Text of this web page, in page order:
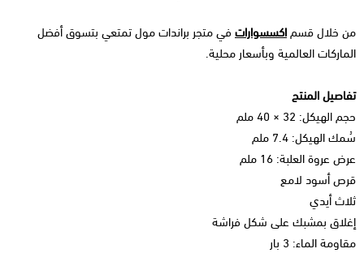
من خلال قسماكسسوارات في متجر براندات مول تمتعي بتسوق أفضل
الماركات العالمية وبأسعار محلية.
تفاصيل المنتج
حجم الهيكل: 32 × 40 ملم
سُمك الهيكل: 7.4 ملم
عرض عروة العلبة: 16 ملم
قرص أسود لامع
ثلاث أيدي
إغلاق بمشبك على شكل فراشة
مقاومة الماء: 3 بار